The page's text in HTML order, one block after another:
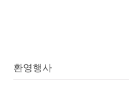
환영행사